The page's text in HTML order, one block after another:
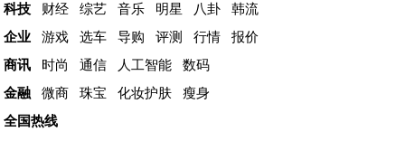
科技
财经 综艺 音乐 明星 八卦
韩流
企业
游戏 选车 导购 评测 行情
报价
商讯
时尚 通信 人工智能
数码
金融
微商 珠宝 化妆护肤
瘦身
全国热线